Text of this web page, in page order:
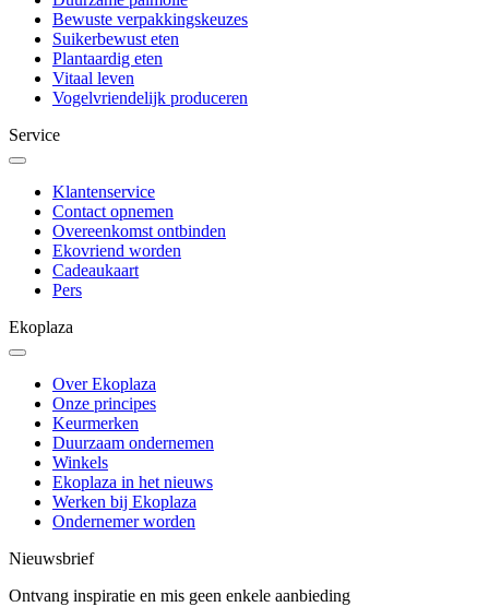
Bewuste verpakkingskeuzes
Suikerbewust eten
Plantaardig eten
Vitaal leven
Vogelvriendelijk produceren
Service
Klantenservice
Contact opnemen
Overeenkomst ontbinden
Ekovriend worden
Cadeaukaart
Pers
Ekoplaza
Over Ekoplaza
Onze principes
Keurmerken
Duurzaam ondernemen
Winkels
Ekoplaza in het nieuws
Werken bij Ekoplaza
Ondernemer worden
Nieuwsbrief
Ontvang inspiratie en mis geen enkele aanbieding